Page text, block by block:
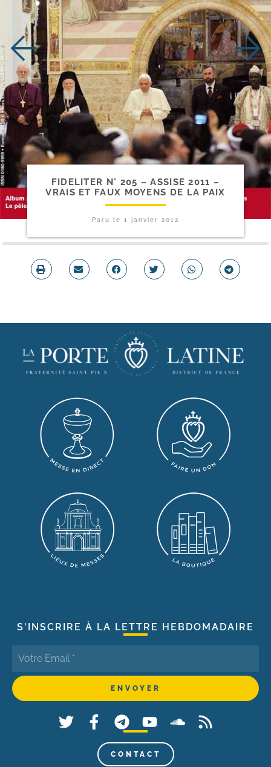
FIDELITER N° 205 – ASSISE 2011 –
VRAIS ET FAUX MOYENS DE LA PAIX
Paru le 1 janvier 2012
S'INSCRIRE À LA LETTRE HEBDOMADAIRE
CONTACT